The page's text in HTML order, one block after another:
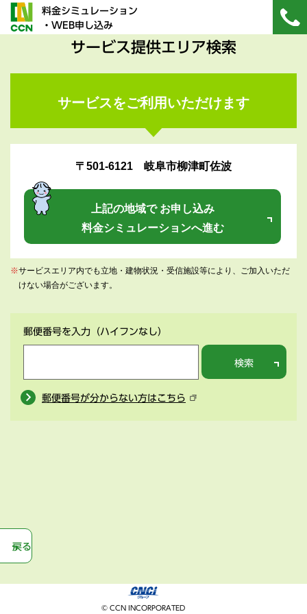
料金シミュレーション
・WEB申し込み
サービス提供エリア検索
サービスをご利用いただけます
〒501-6121 岐阜市柳津町佐波
上記の地域で お申し込み
料金シミュレーションへ進む
※サービスエリア内でも立地・建物状況・受信施設等により、ご加入いただ
けない場合がございます。
郵便番号を入力 （ハイフンなし）
検索
郵便番号が分からない方はこちら
戻る
© CCN INCORPORATED